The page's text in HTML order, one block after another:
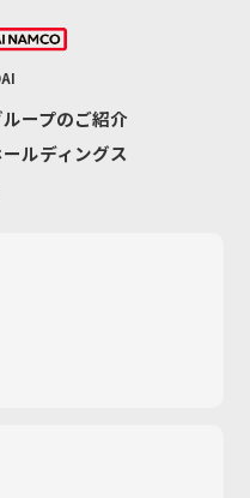
ープのご紹介
ルディングス